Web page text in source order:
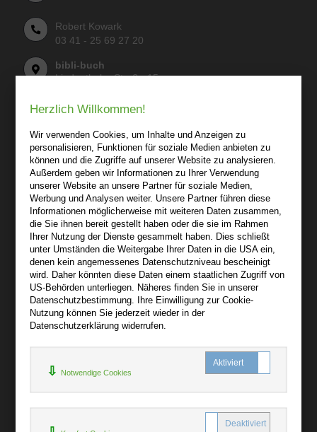
Robert Kowark
03 41 - 25 69 27 20
bibli-buch
Lindenthaler Straße 15
Wir sind gerne für Sie persönlich da.
Über bibli-buch.de
+
AGB
Impressum
Widerruf
Datenschutz
Hilfe
+
Herzlich Willkommen!
Wir verwenden Cookies, um Inhalte und Anzeigen zu
personalisieren, Funktionen für soziale Medien anbieten zu
können und die Zugriffe auf unserer Website zu analysieren.
Außerdem geben wir Informationen zu Ihrer Verwendung
unserer Website an unsere Partner für soziale Medien,
Werbung und Analysen weiter. Unsere Partner führen diese
Informationen möglicherweise mit weiteren Daten zusammen,
die Sie ihnen bereit gestellt haben oder die sie im Rahmen
Ihrer Nutzung der Dienste gesammelt haben. Dies schließt
unter Umständen die Weitergabe Ihrer Daten in die USA ein,
denen kein angemessenes Datenschutzniveau bescheinigt
wird. Daher könnten diese Daten einem staatlichen Zugriff von
US-Behörden unterliegen. Näheres finden Sie in unserer
Datenschutzbestimmung. Ihre Einwilligung zur Cookie-
Nutzung können Sie jederzeit wieder in der
Datenschutzerklärung widerrufen.
Notwendige Cookies